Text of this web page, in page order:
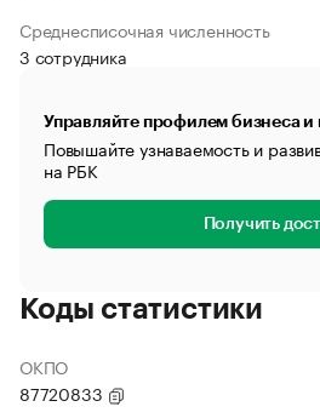
Среднесписочная численность
3 сотрудника
Управляйте профилем бизнеса и
Повышайте узнаваемость и
на РБК
Получить
Коды статистики
ОКПО
87720833